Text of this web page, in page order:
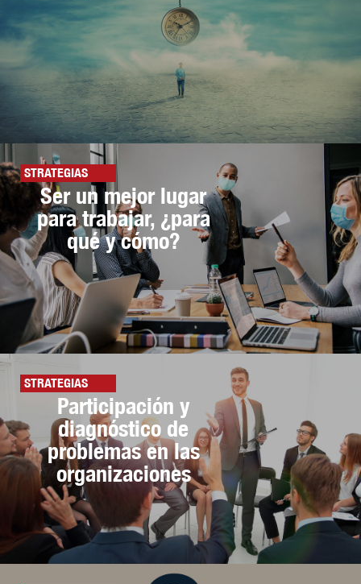
STRATEGIAS
Ser un mejor lugar
para trabajar, ¿para
qué y cómo?
STRATEGIAS
Participación y
diagnóstico de
problemas en las
organizaciones